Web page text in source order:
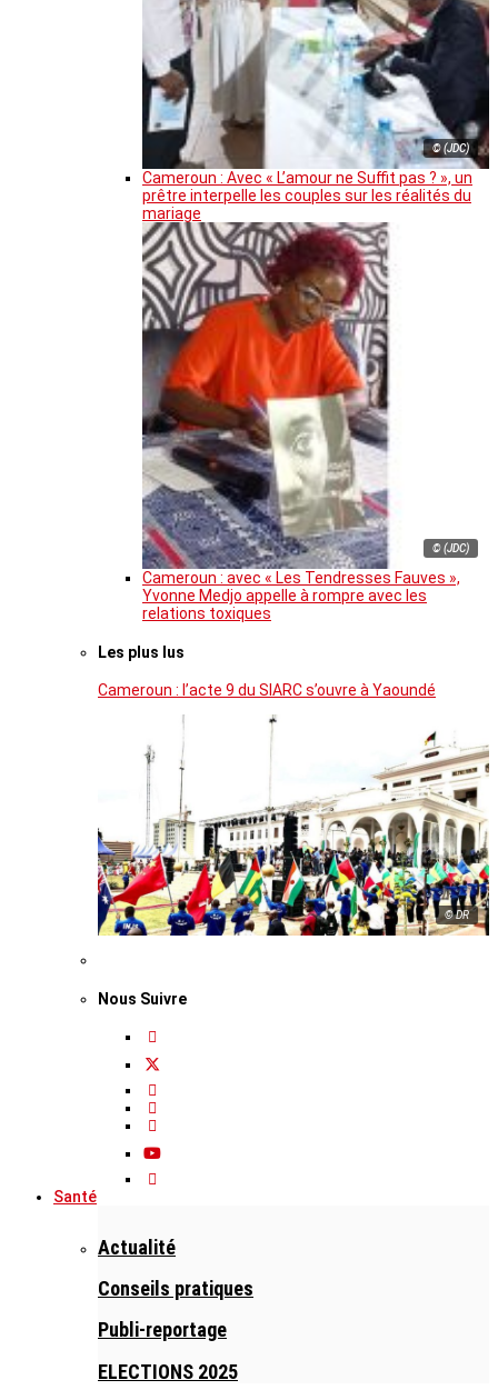
© (JDC)
Cameroun : Avec « L’amour ne Suffit pas ? », un
prêtre interpelle les couples sur les réalités du
mariage
© (JDC)
Cameroun : avec « Les Tendresses Fauves »,
Yvonne Medjo appelle à rompre avec les
relations toxiques
Les plus lus
Cameroun : l’acte 9 du SIARC s’ouvre à Yaoundé
© DR
Nous Suivre
Santé
Actualité
Conseils pratiques
Publi-reportage
ELECTIONS 2025